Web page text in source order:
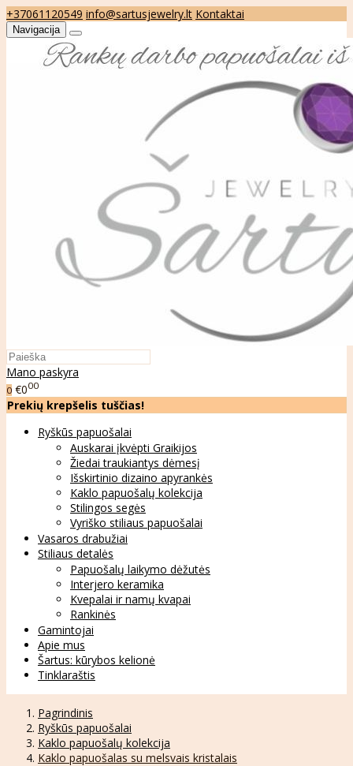
+37061120549 info@sartusjewelry.lt Kontaktai
Navigacija
Mano paskyra
0 €000
Prekių krepšelis tuščias!
Ryškūs papuošalai
Auskarai įkvėpti Graikijos
Žiedai traukiantys dėmesį
Išskirtinio dizaino apyrankės
Kaklo papuošalų kolekcija
Stilingos segės
Vyriško stiliaus papuošalai
Vasaros drabužiai
Stiliaus detalės
Papuošalų laikymo dėžutės
Interjero keramika
Kvepalai ir namų kvapai
Rankinės
Gamintojai
Apie mus
Šartus: kūrybos kelionė
Tinklaraštis
Pagrindinis
Ryškūs papuošalai
Kaklo papuošalų kolekcija
Kaklo papuošalas su melsvais kristalais